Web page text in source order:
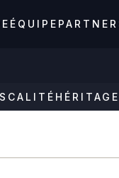
ÉQUIPE
HÉRITAGE